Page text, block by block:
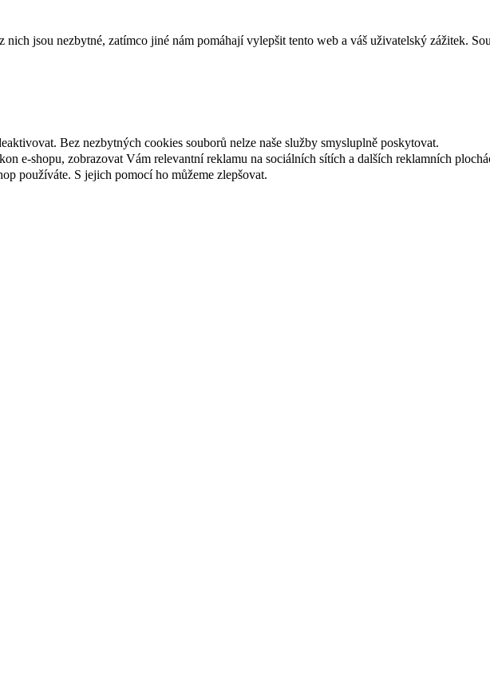
jsou nezbytné, zatímco jiné nám pomáhají vylepšit tento web a váš uživatelský zážitek.
Bez nezbytných cookies souborů nelze naše služby smysluplně poskytovat.
e-shopu, zobrazovat Vám relevantní reklamu na sociálních sítích a dalších reklamních
používáte. S jejich pomocí ho můžeme zlepšovat.